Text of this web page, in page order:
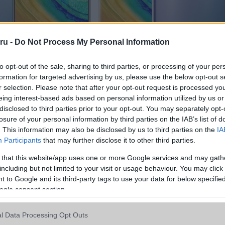
- Do Not Process My Personal Information
opt-out of the sale, sharing to third parties, or processing of your
for targeted advertising by us, please use the below opt-out
selection. Please note that after your opt-out request is processed
interest-based ads based on personal information utilized by us
to third parties prior to your opt-out. You may separately
of your personal information by third parties on the IAB’s list of
This information may also be disclosed by us to third parties on the
Participants that may further disclose it to other third parties.
that this website/app uses one or more Google services and may
but not limited to your visit or usage behaviour. You may
to Google and its third-party tags to use your data for below
consent section.
Data Processing Opt Outs
Mate 30szériát nagy elismeréssel fogadta a
990 5G SoC-vel, díjnyertes négykamerás rendszerrel és
Mate 30 Pro ismét megerősítette a Huawei iparági vezetői
legfrissebb híreink között!
a vállalat bejelentette a Mate 30 Pro 5G új verziójátis. A limitált
tárhellyel erdei zöld és napfelkelte színekben, vegán bőrborítással